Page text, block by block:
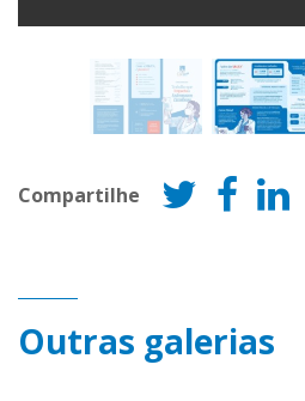
Compartilhe
Outras galerias